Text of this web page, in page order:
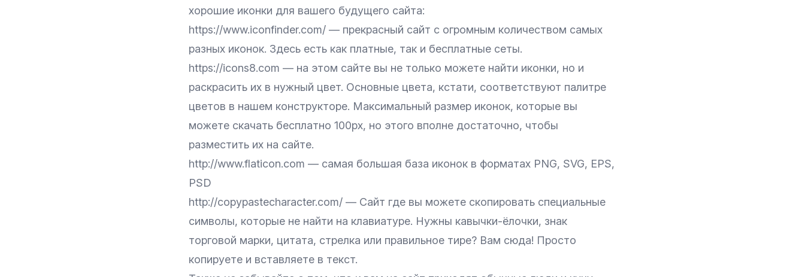
хорошие иконки для вашего будущего сайта:
https://www.iconfinder.com/ — прекрасный сайт с огромным количеством самых
разных иконок. Здесь есть как платные, так и бесплатные сеты.
https://icons8.com — на этом сайте вы не только можете найти иконки, но и
раскрасить их в нужный цвет. Основные цвета, кстати, соответствуют палитре
цветов в нашем конструкторе. Максимальный размер иконок, которые вы
можете скачать бесплатно 100px, но этого вполне достаточно, чтобы
разместить их на сайте.
http://www.flaticon.com — самая большая база иконок в форматах PNG, SVG, EPS,
PSD
http://copypastecharacter.com/ — Сайт где вы можете скопировать специальные
символы, которые не найти на клавиатуре. Нужны кавычки-ёлочки, знак
торговой марки, цитата, стрелка или правильное тире? Вам сюда! Просто
копируете и вставляете в текст.